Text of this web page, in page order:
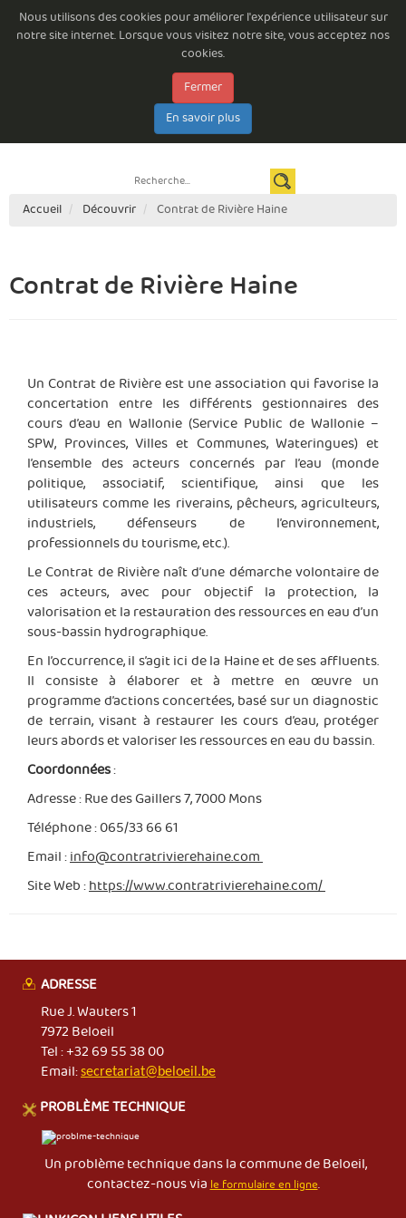
Nous utilisons des cookies pour améliorer l'expérience utilisateur sur
notre site internet. Lorsque vous visitez notre site, vous acceptez nos
cookies.
Fermer
En savoir plus
Emploi à la Commune de Beloeil Consultations permanentes
Les arrêtés du Bourgmestre Documents à télécharger
Espace citoyen
Newsletter
Règlements complémentaires de circulation routière
Accueil Découvrir Contrat de Rivière Haine
Contrat de Rivière Haine
Un Contrat de Rivière est une association qui favorise la
concertation entre les différents gestionnaires des
cours d’eau en Wallonie (Service Public de Wallonie –
SPW, Provinces, Villes et Communes, Wateringues) et
l’ensemble des acteurs concernés par l’eau (monde
politique, associatif, scientifique, ainsi que les
utilisateurs comme les riverains, pêcheurs, agriculteurs,
industriels, défenseurs de l’environnement,
professionnels du tourisme, etc.).
Le Contrat de Rivière naît d’une démarche volontaire de
ces acteurs, avec pour objectif la protection, la
valorisation et la restauration des ressources en eau d’un
sous-bassin hydrographique.
En l’occurrence, il s’agit ici de la Haine et de ses affluents.
Il consiste à élaborer et à mettre en œuvre un
programme d’actions concertées, basé sur un diagnostic
de terrain, visant à restaurer les cours d’eau, protéger
leurs abords et valoriser les ressources en eau du bassin.
Coordonnées:
Adresse : Rue des Gaillers 7, 7000 Mons
Téléphone : 065/33 66 61
Email :info@contratrivierehaine.com
Site Web :https://www.contratrivierehaine.com/
ADRESSE
Rue J. Wauters 1
7972 Beloeil
Tel : +32 69 55 38 00
Email:secretariat@beloeil.be
PROBLÈME TECHNIQUE
Un problème technique dans la commune de Beloeil,
contactez-nous viale formulaire en ligne.